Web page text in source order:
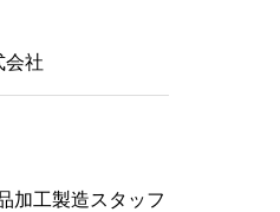
会社
加工製造スタッフ